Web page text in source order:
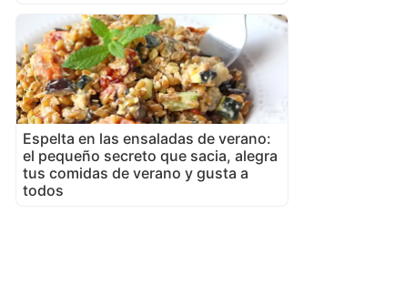
Espelta en las ensaladas de verano:
el pequeño secreto que sacia, alegra
tus comidas de verano y gusta a
todos